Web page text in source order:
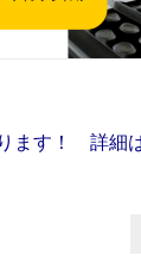
ます！ 詳細